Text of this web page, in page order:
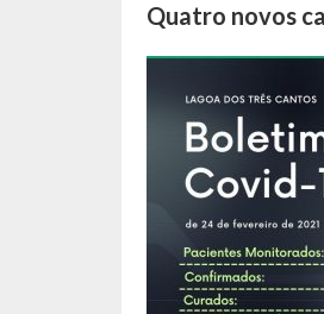
Quatro novos